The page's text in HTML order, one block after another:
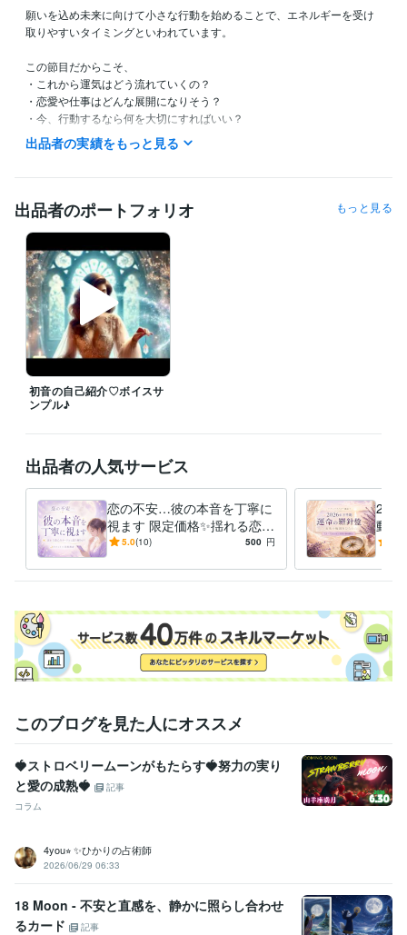
願いを込め未来に向けて小さな行動を始めることで、エネルギーを受け
取りやすいタイミングといわれています。
この節目だからこそ、
・これから運気はどう流れていくの？
・恋愛や仕事はどんな展開になりそう？
・今、行動するなら何を大切にすればいい？
七夕の特別なエネルギーを味方につけてらあなたらしい未来への一歩を
✧ 待機・ご相談につきまして
この時間に相談できますか？
待機予定を知りたいです
などございましたら、
お気軽にメッセージくださいね✨
深夜帯は直接お電話いただく方がスムーズです✨
✧ テキスト鑑定は随時受付中 ✧
24時間いつでもご依頼いただけます。
ご返信までお時間をいただく場合もございますが、
いただいたメッセージはすべて大切に拝見しております。安心してお問
い合わせください✨
これまでご縁をいただき、
ココナラプラチナランク12ヶ月連続キープを経験させていただきまし
た。
タロットと心をつなぐ対話の中で、
今のあなたに必要なメッセージを受け取り、
未来へ進むためのヒントを
一緒に見つけていきましょう✨
心よりお待ちしております♡
経験職種
デザイナー / Webデザイナー 経験年数 : 1年
クリエイター / ライター・編集 経験年数 : 5年
ライフスタイル・その他 / 占い師 経験年数 : 32年
ライフスタイル・その他 / 講師・インストラクター
受賞歴
教室開業20周年記念表彰 ココナラ　シルバーランク達成 八方塞が
りから人生逆転！占い✕副業で希望自由を手に入れる方法 kindle出
ビジネス・クリエイティブツール
Numbers:4年Pages:4年ChatGPT:1年CapCut:1年iMovie:3年
Canva:4年
出品者の実績をもっと見る
出品者のポートフォリオ もっと見る
初音の自己紹介♡ボイスサ
ンプル♪
出品者の人気サービス
恋の不安…彼の本音を丁寧に
視ます 限定価格✨揺れる恋心
をカードから潜在意識リーデ
5.0(10) 500 円
動く
愛・
このブログを見た人にオススメ
🍓ストロベリームーンがもたらす🍓努力の実り
と愛の成熟🍓
記事
コラム
4you⭐︎ ✨ひかりの占術師
2026/06/29 06:33
18 Moon - 不安と直感を、静かに照らし合わせ
るカード
記事